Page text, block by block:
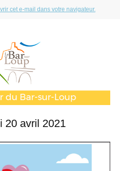
cet e-mail dans votre navigateur.
20 avril 2021